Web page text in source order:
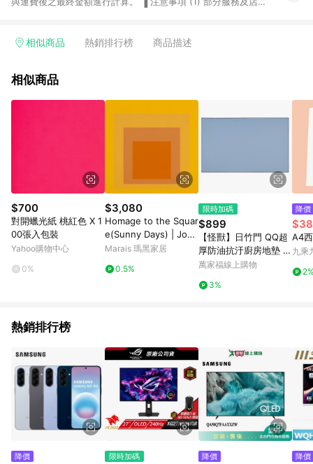
Smart mobile、神腦生活、JS巨盛、樂天KOBO電子書，請詳閱
台灣樂天市場，並在同一瀏覽器於24小時內結帳，才享有 LINE
使用APP、或中途瀏覽比價網、回饋網、Google等其他網頁、或
位、贈品與台灣樂天市場銷售網頁不符，以銷售網頁標示為準。
(6) 導購訂單已逾 365 天，根據台灣樂天回饋規定，逾期訂單將
不符合回饋資格。 (7) 若上述或其他原因，致使消費者無接收到
點數回饋或點數回饋有爭議，台灣樂天市場保有更改條款與法律
追訴之權利，活動詳情以樂天市場網站公告為準。
相似商品 熱銷排行榜 商品描述
相似商品
$700
對開蠟光紙 桃紅色 X 1
00張入包裝
Yahoo購物中心
0%
$3,080
Homage to the Squar
e(Sunny Days) | Jose
f Albers - 銀色鋁框-中
Marais 瑪黑家居
0.5%
限時加碼
$899
【怪獸】日竹門 QQ超
厚防油抗汙廚房地墊 (8
0X50cm) -淺藍
萬家福線上購物
3%
降價
$38
A4
九乘
熱銷排行榜
降價 限時加碼 降價 降價